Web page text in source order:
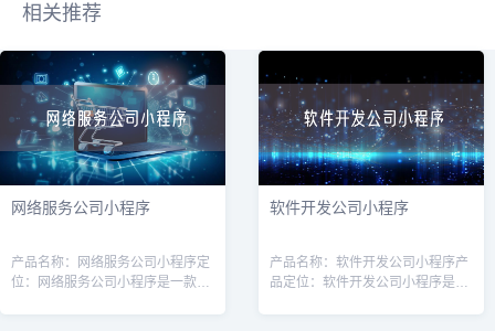
相关推荐
网络服务公司小程序
产品名称：网络服务公司小程序定
位：网络服务公司小程序是一款针
软件开发公司小程序
产品名称：软件开发公司小程序产
品定位：软件开发公司小程序是一